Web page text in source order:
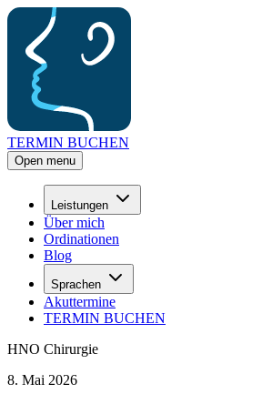
TERMIN BUCHEN
Open menu
Leistungen
Über mich
Ordinationen
Blog
Sprachen
Akuttermine
TERMIN BUCHEN
HNO Chirurgie
8. Mai 2026